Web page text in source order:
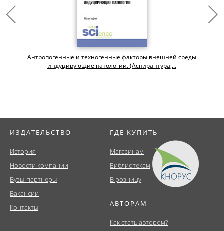
Антропогенные и техногенные факторы внешней среды
индуцирующие патологии. (Аспирантура,...
ИЗДАТЕЛЬСТВО
История
Новости компании
Вузы-партнеры
Вакансии
Контакты
ГДЕ КУПИТЬ
Магазинам
Библиотекам
В розницу
АВТОРАМ
Как стать автором?